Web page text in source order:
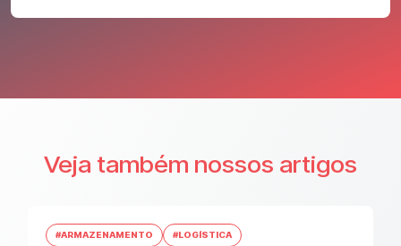
Veja também nossos artigos
#ARMAZENAMENTO #LOGÍSTICA